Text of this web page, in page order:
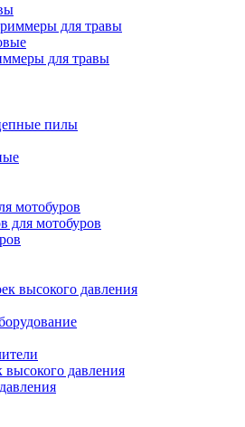
для травы
для травы
пилы
мотобуров
для мотобуров
высокого давления
давления